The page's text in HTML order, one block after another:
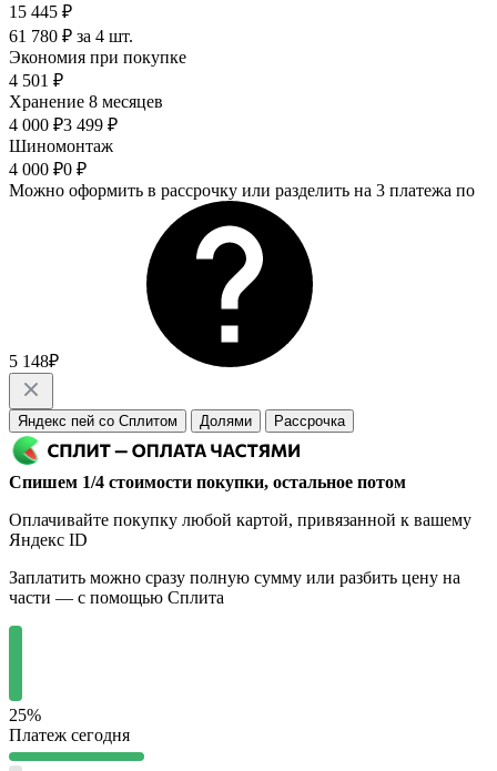
15 445 ₽
61 780 ₽ за 4 шт.
Экономия при покупке
4 501 ₽
Хранение 8 месяцев
4 000 ₽3 499 ₽
Шиномонтаж
4 000 ₽0 ₽
Можно оформить в рассрочку или разделить на 3 платежа по
5 148₽
Яндекс пей со Сплитом Долями Рассрочка
Спишем 1/4 стоимости покупки, остальное потом
Оплачивайте покупку любой картой, привязанной к вашему
Яндекс ID
Заплатить можно сразу полную сумму или разбить цену на
части — с помощью Сплита
25%
Платеж сегодня